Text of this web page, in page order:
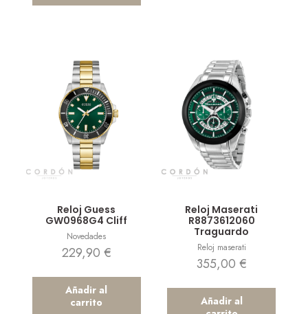
Reloj Guess
GW0968G4 Cliff
Novedades
229,90 €
Añadir al
carrito
Reloj Maserati
R8873612060
Traguardo
Reloj maserati
355,00 €
Añadir al